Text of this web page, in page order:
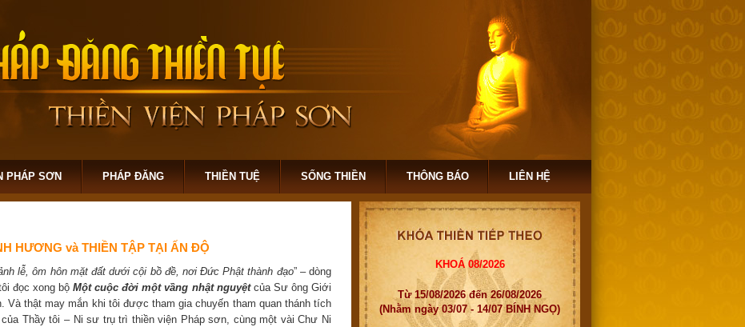
PHÁP SƠN PHÁP ĐĂNG THIỀN TUỆ SỐNG THIỀN THÔNG BÁO LIÊN HỆ
HƯƠNG và THIỀN TẬP TẠI ẤN ĐỘ
lễ, ôm hôn mặt đất dưới cội bồ đề, nơi Đức Phật thành đạo” – dòng
đọc xong bộMột cuộc đời một vầng nhật nguyệtcủa Sư ông Giới
thật may mắn khi tôi được tham gia chuyến tham quan thánh tích
Thầy tôi – Ni sư trụ trì thiền viện Pháp sơn, cùng một vài Chư Ni
KHOÁ 08/2026
Từ 15/08/2026 đến 26/08/2026
(Nhằm ngày 03/07 - 14/07 BÍNH NGỌ)